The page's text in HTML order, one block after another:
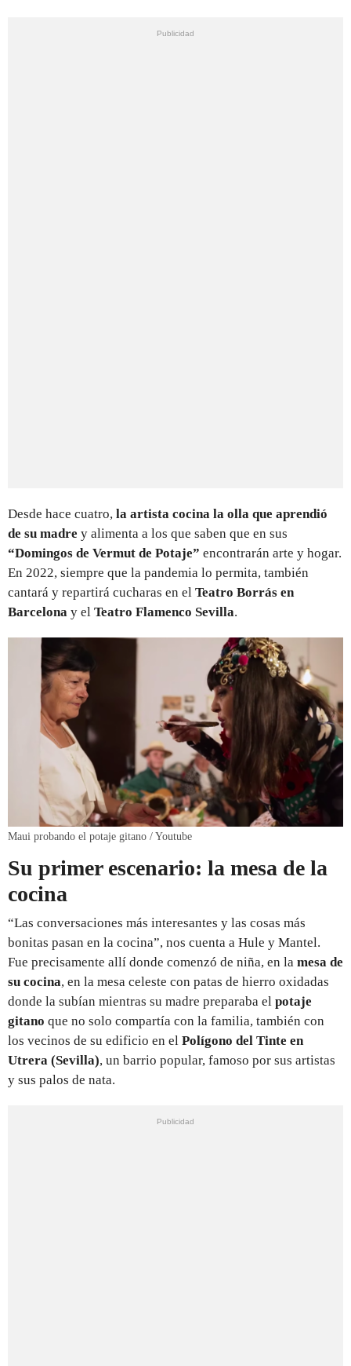
Desde hace cuatro, la artista cocina la olla que aprendió
de su madre y alimenta a los que saben que en sus
“Domingos de Vermut de Potaje” encontrarán arte y hogar.
En 2022, siempre que la pandemia lo permita, también
cantará y repartirá cucharas en el Teatro Borrás en
Barcelona y el Teatro Flamenco Sevilla.
Maui probando el potaje gitano / Youtube
Su primer escenario: la mesa de la
cocina
“Las conversaciones más interesantes y las cosas más
bonitas pasan en la cocina”, nos cuenta a Hule y Mantel.
Fue precisamente allí donde comenzó de niña, en la mesa de
su cocina, en la mesa celeste con patas de hierro oxidadas
donde la subían mientras su madre preparaba el potaje
gitano que no solo compartía con la familia, también con
los vecinos de su edificio en el Polígono del Tinte en
Utrera (Sevilla), un barrio popular, famoso por sus artistas
y sus palos de nata.